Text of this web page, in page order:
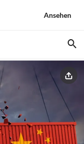
Ansehen